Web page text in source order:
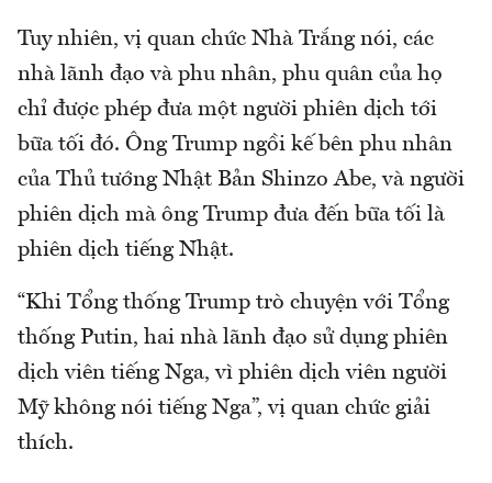
Tuy nhiên, vị quan chức Nhà Trắng nói, các
nhà lãnh đạo và phu nhân, phu quân của họ
chỉ được phép đưa một người phiên dịch tới
bữa tối đó. Ông Trump ngồi kế bên phu nhân
của Thủ tướng Nhật Bản Shinzo Abe, và người
phiên dịch mà ông Trump đưa đến bữa tối là
phiên dịch tiếng Nhật.
“Khi Tổng thống Trump trò chuyện với Tổng
thống Putin, hai nhà lãnh đạo sử dụng phiên
dịch viên tiếng Nga, vì phiên dịch viên người
Mỹ không nói tiếng Nga”, vị quan chức giải
thích.